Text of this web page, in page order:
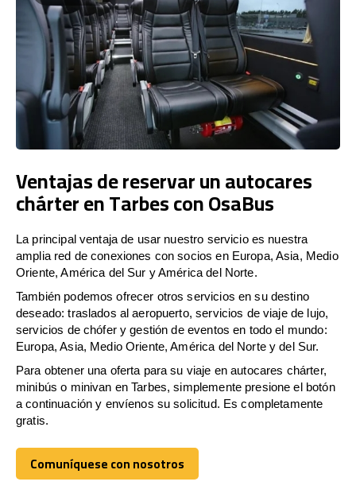
Ventajas de reservar un autocares
chárter en Tarbes con OsaBus
La principal ventaja de usar nuestro servicio es nuestra
amplia red de conexiones con socios en Europa, Asia, Medio
Oriente, América del Sur y América del Norte.
También podemos ofrecer otros servicios en su destino
deseado: traslados al aeropuerto, servicios de viaje de lujo,
servicios de chófer y gestión de eventos en todo el mundo:
Europa, Asia, Medio Oriente, América del Norte y del Sur.
Para obtener una oferta para su viaje en autocares chárter,
minibús o minivan en Tarbes, simplemente presione el botón
a continuación y envíenos su solicitud. Es completamente
gratis.
Comuníquese con nosotros
Comuníquese con nosotros